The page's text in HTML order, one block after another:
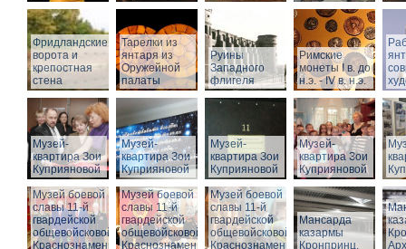
Фридландские
ворота и
крепостная
стена
Тарелки из
янтаря из
Оружейной
палаты
Руины
Западного
флигеля
Римские
монеты I в. до
н.э. - IV в. н.э.
Музей-
квартира Зои
Куприяновой
Музей-
квартира Зои
Куприяновой
Музей-
квартира Зои
Куприяновой
Музей-
квартира Зои
Куприяновой
Музей боевой
славы 11-й
гвардейской
общевойсковой
Краснознаменной
Музей боевой
славы 11-й
гвардейской
общевойсковой
Краснознаменной
Музей боевой
славы 11-й
гвардейской
общевойсковой
Краснознаменной
Мансарда
казармы
Кронпринц.